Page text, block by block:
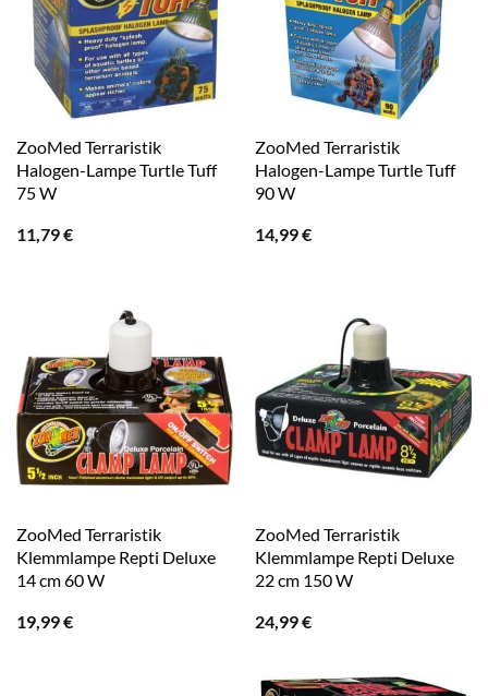
ZooMed Terraristik
Halogen-Lampe Turtle Tuff
75 W
11,79€
ZooMed Terraristik
Halogen-Lampe Turtle Tuff
90 W
14,99€
ZooMed Terraristik
Klemmlampe Repti Deluxe
14 cm 60 W
19,99€
ZooMed Terraristik
Klemmlampe Repti Deluxe
22 cm 150 W
24,99€